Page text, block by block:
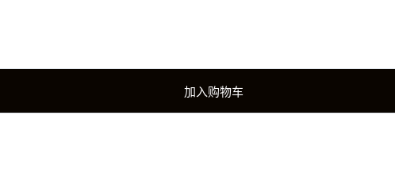
加入购物车